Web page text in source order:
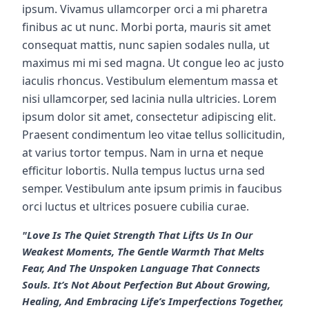
ipsum. Vivamus ullamcorper orci a mi pharetra
finibus ac ut nunc. Morbi porta, mauris sit amet
consequat mattis, nunc sapien sodales nulla, ut
maximus mi mi sed magna. Ut congue leo ac justo
iaculis rhoncus. Vestibulum elementum massa et
nisi ullamcorper, sed lacinia nulla ultricies. Lorem
ipsum dolor sit amet, consectetur adipiscing elit.
Praesent condimentum leo vitae tellus sollicitudin,
at varius tortor tempus. Nam in urna et neque
efficitur lobortis. Nulla tempus luctus urna sed
semper. Vestibulum ante ipsum primis in faucibus
orci luctus et ultrices posuere cubilia curae.
"Love Is The Quiet Strength That Lifts Us In Our
Weakest Moments, The Gentle Warmth That Melts
Fear, And The Unspoken Language That Connects
Souls. It’s Not About Perfection But About Growing,
Healing, And Embracing Life’s Imperfections Together,